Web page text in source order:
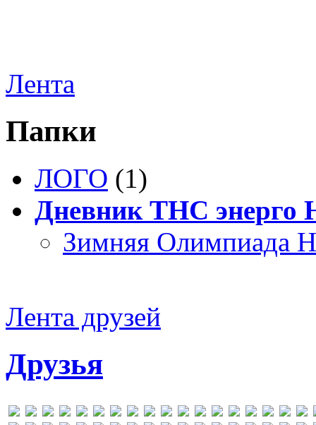
Лента
Папки
ЛОГО (1)
Дневник ТНС энерго
Зимняя Олимпиада
Лента друзей
Друзья